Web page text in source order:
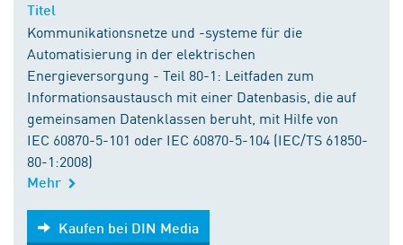
Kommunikationsnetze und -systeme für die
Automatisierung in der elektrischen
Energieversorgung - Teil 80-1: Leitfaden zum
Informationsaustausch mit einer Datenbasis, die auf
gemeinsamen Datenklassen beruht, mit Hilfe von
IEC 60870-5-101 oder IEC 60870-5-104 (IEC/TS 61850-
80-1:2008)
Mehr
Kaufen bei DIN Media
Kaufen bei DIN Media